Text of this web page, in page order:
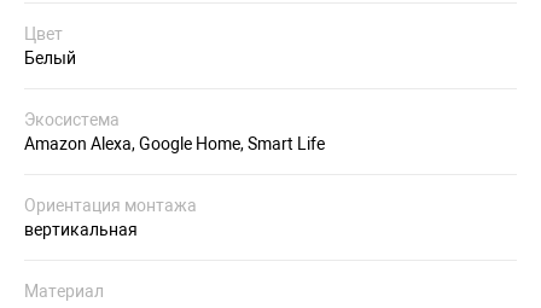
Цвет
Белый
Экосистема
Amazon Alexa, Google Home, Smart Life
Ориентация монтажа
вертикальная
Материал